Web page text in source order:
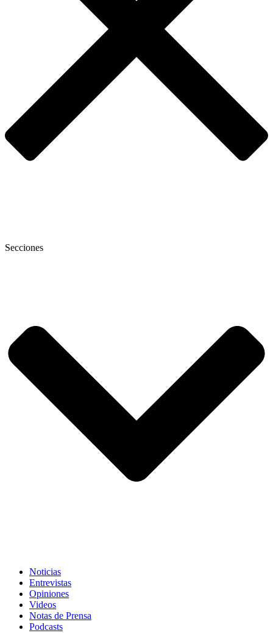
Secciones
Noticias
Entrevistas
Opiniones
Videos
Notas de Prensa
Podcasts